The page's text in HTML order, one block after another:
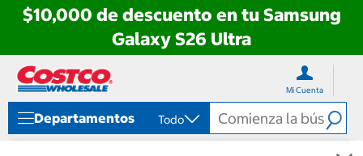
$10,000 de descuento en tu Samsung
Galaxy S26 Ultra
directo
contenido
directo
menú
navegación
Mi Cuenta
Departamentos Todo